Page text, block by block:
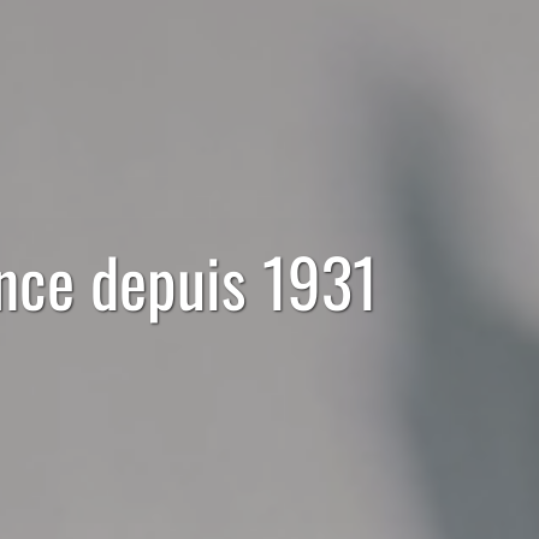
depuis 1931